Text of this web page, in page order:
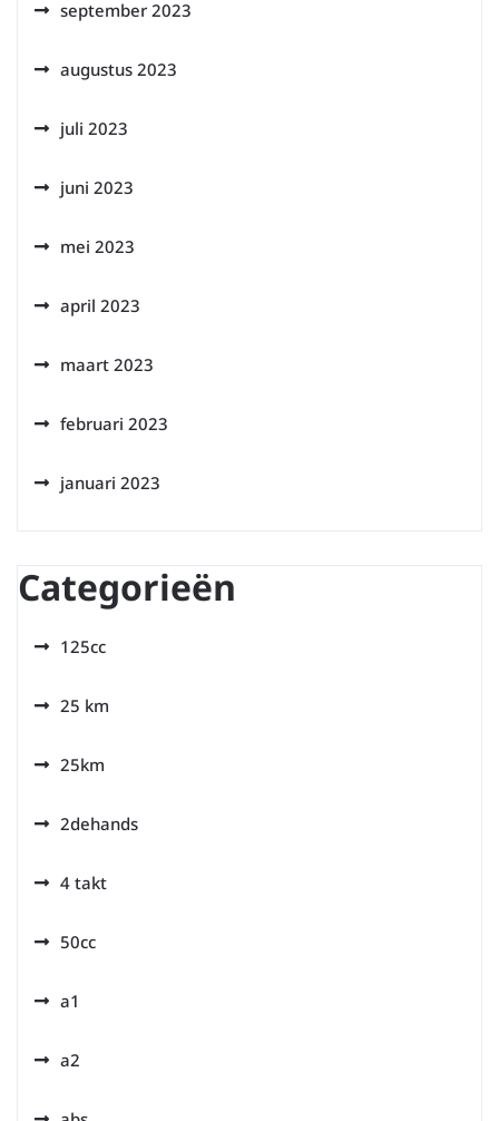
september 2023
augustus 2023
juli 2023
juni 2023
mei 2023
april 2023
maart 2023
februari 2023
januari 2023
Categorieën
125cc
25 km
25km
2dehands
4 takt
50cc
a1
a2